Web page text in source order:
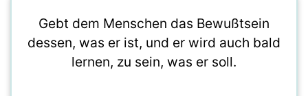
Gebt dem Menschen das Bewußtsein
dessen, was er ist, und er wird auch bald
lernen, zu sein, was er soll.